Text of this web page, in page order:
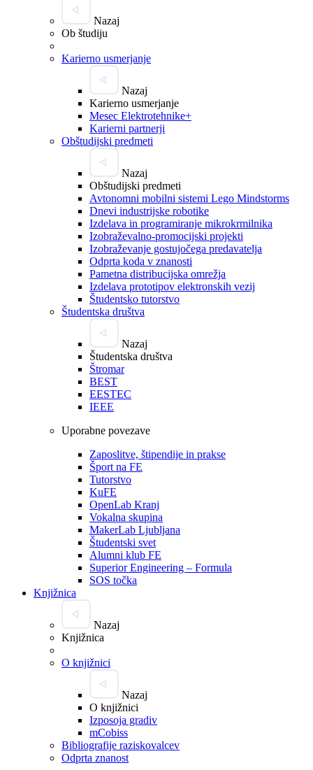
Nazaj
Ob študiju
Karierno usmerjanje
Nazaj
Karierno usmerjanje
Mesec Elektrotehnike+
Karierni partnerji
Obštudijski predmeti
Nazaj
Obštudijski predmeti
Avtonomni mobilni sistemi Lego Mindstorms
Dnevi industrijske robotike
Izdelava in programiranje mikrokrmilnika
Izobraževalno-promocijski projekti
Izobraževanje gostujočega predavatelja
Odprta koda v znanosti
Pametna distribucijska omrežja
Izdelava prototipov elektronskih vezij
Študentsko tutorstvo
Študentska društva
Nazaj
Študentska društva
Štromar
BEST
EESTEC
IEEE
Uporabne povezave
Zaposlitve, štipendije in prakse
Šport na FE
Tutorstvo
KuFE
OpenLab Kranj
Vokalna skupina
MakerLab Ljubljana
Študentski svet
Alumni klub FE
Superior Engineering – Formula
SOS točka
Knjižnica
Nazaj
Knjižnica
O knjižnici
Nazaj
O knjižnici
Izposoja gradiv
mCobiss
Bibliografije raziskovalcev
Odprta znanost